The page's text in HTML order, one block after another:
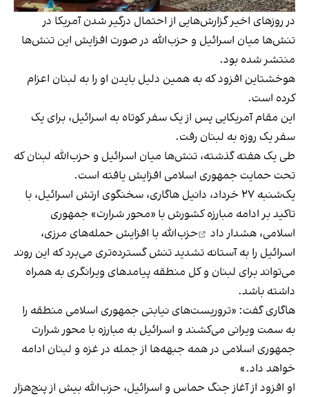
در روزهای اخیر گزارش‌هایی از احتمال درگیر شدن آمریکا در
تنش‌ها میان اسرائیل و حزب‌الله در صورت افزایش این تنش‌ها
منتشر شده بود.
هوخشتاین افزود که به همین دلیل بایدن او را به لبنان اعزام
کرده است.
این مقام آمریکایی پس از یک سفر کوتاه به اسرائیل، برای یک
سفر یک روزه به لبنان رفت.
طی یک هفته گذشته، تنش‌ها میان اسرائیل و حزب‌الله لبنان که
تحت حمایت جمهوری اسلامی افزایش یافته است.
یک‌شنبه ۲۷ خرداد، دانیل هاگاری، سخنگوی ارتش اسرائیل، با
تاکید بر ادامه مبارزه کشورش با «محور شرارت» جمهوری
اسلامی، هشدار داد
حزب‌الله با افزایش حمله‌های مرزی،
اسرائیل را به آستانه تشدید تنش گسترده‌تری می‌برد که این روند
می‌تواند برای لبنان و کل منطقه پیامدهای ویرانگری به همراه
داشته باشد.
هاگاری گفت: «تروریست‌های نیابتی جمهوری اسلامی منطقه را
به سمت ویرانی می‌کشند و اسرائیل به مبارزه با محور شرارت
جمهوری اسلامی در همه جبهه‌ها از جمله در غزه و لبنان ادامه
خواهد داد.»
او افزود از آغاز جنگ حماس و اسرائیل، حزب‌الله بیش از پنج‌هزار